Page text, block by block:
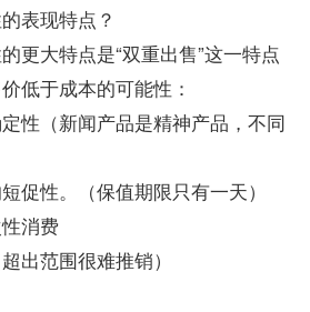
表现特点？
大特点是“双重出售”这一特点
低于成本的可能性：
（新闻产品是精神产品，不同
性。（保值期限只有一天）
消费
范围很难推销）